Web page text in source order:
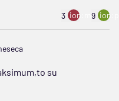
3 ion:minus
9
su